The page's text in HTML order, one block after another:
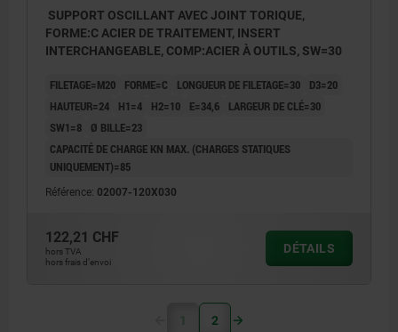
SUPPORT OSCILLANT AVEC JOINT TORIQUE,
FORME:C ACIER DE TRAITEMENT, INSERT
INTERCHANGEABLE, COMP:ACIER À OUTILS, SW=30
FILETAGE=M20 FORME=C LONGUEUR DE FILETAGE=30
D3=20
HAUTEUR=24
H1=4 H2=10 E=34,6
LARGEUR DE CLÉ=30
SW1=8
Ø BILLE=23
CAPACITÉ DE CHARGE KN MAX. (CHARGES STATIQUES
UNIQUEMENT)=85
Référence: 02007-120X030
122,21 CHF
hors TVA
hors frais d’envoi
DÉTAILS
1 2